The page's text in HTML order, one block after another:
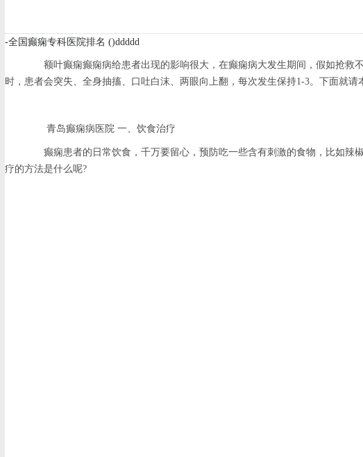
-全国癫痫专科医院排名 ()ddddd
额叶癫痫癫痫病给患者出现的影响很大，在癫痫病大发生期间，假如抢救
时，患者会突失、全身抽搐、口吐白沫、两眼向上翻，每次发生保持1-3。下面就请
青岛癫痫病医院 一、饮食治疗
癫痫患者的日常饮食，千万要留心，预防吃一些含有刺激的食物，比如辣
疗的方法是什么呢?